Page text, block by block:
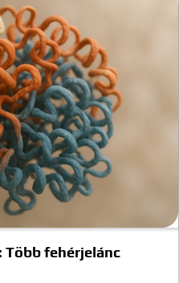
Több fehérjelánc